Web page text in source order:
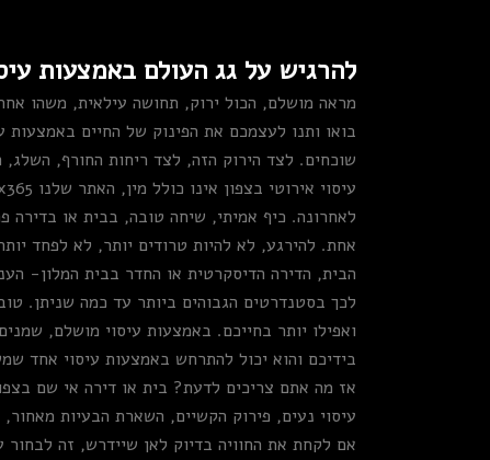
להרגיש על גג העולם באמצעות
מראה מושלם, הכול ירוק, תחושה עילאית, משהו
בואו ותנו לעצמכם את הפינוק של החיים באמצעות
שוכחים. לצד הירוק הזה, לצד ריחות החורף, השלג,
לאחרונה. כיף אמיתי, שיחה טובה, בבית או
אחת. להירגע, לא להיות טרודים יותר, לא לפחד
הבית, הדירה הדיסקרטית או החדר בבית המלון-
לכך בסטנדרטים הגבוהים ביותר עד כמה שניתן.
ואפילו יותר בחייכם. באמצעות עיסוי מושלם,
בידיכם והוא יכול להתרחש באמצעות עיסוי אחד
אז מה אתם צריכים לדעת? בית או דירה אי שם
עיסוי נעים, פירוק הקשיים, השארת הבעיות
אם לקחת את החוויה בדיוק לאן שיידרש, זה